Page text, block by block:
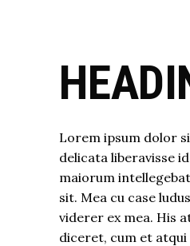
Lorem ipsum dolor
delicata liberavisse
maiorum
sit. Mea cu case
viderer ex mea. His
diceret, cum et